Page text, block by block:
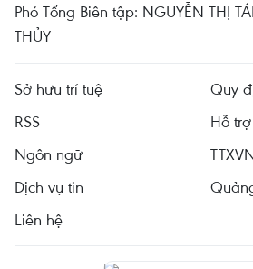
Phó Tổng Biên tập: NGUYỄN THỊ
THỦY
Sở hữu trí tuệ
Quy
RSS
Hỗ trợ
Ngôn ngữ
Dịch vụ tin
Liên hệ